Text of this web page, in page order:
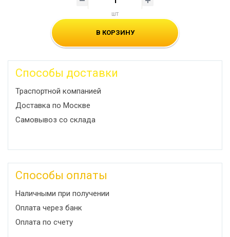
шт
В КОРЗИНУ
Способы доставки
Траспортной компанией
Доставка по Москве
Самовывоз со склада
Способы оплаты
Наличными при получении
Оплата через банк
Оплата по счету